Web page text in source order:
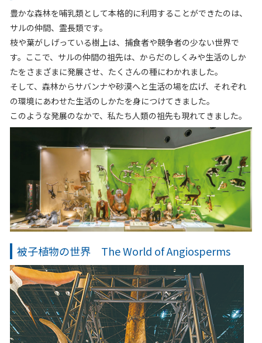
豊かな森林を哺乳類として本格的に利用することができたのは、
サルの仲間、霊長類です。
枝や葉がしげっている樹上は、捕食者や競争者の少ない世界で
す。ここで、サルの仲間の祖先は、からだのしくみや生活のしか
たをさまざまに発展させ、たくさんの種にわかれました。
そして、森林からサバンナや砂漠へと生活の場を広げ、それぞれ
の環境にあわせた生活のしかたを身につけてきました。
このような発展のなかで、私たち人類の祖先も現れてきました。
被子植物の世界 The World of Angiosperms